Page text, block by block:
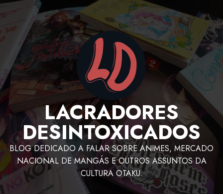
LACRADORES
DESINTOXICADOS
BLOG DEDICADO A FALAR SOBRE ANIMES, MERCADO
NACIONAL DE MANGÁS E OUTROS ASSUNTOS DA
CULTURA OTAKU.